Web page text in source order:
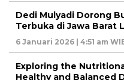
Dedi Mulyadi Dorong
Terbuka di Jawa Barat
6 Januari 2026 | 4:51 am
Exploring the
Healthy and Balanced